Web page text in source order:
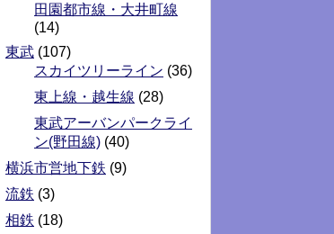
田園都市線・大井町線
(14)
東武 (107)
スカイツリーライン (36)
東上線・越生線 (28)
東武アーバンパークライ
ン(野田線) (40)
横浜市営地下鉄 (9)
流鉄 (3)
相鉄 (18)